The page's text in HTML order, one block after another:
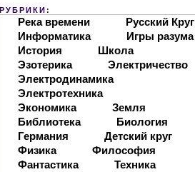
РУБРИКИ:
Река времени
Русский Круг
Информатика
Игры разума
История
Школа
Эзотерика
Электричество
Электродинамика
Электротехника
Экономика
Земля
Библиотека
Биология
Германия
Детский круг
Физика
Философия
Фантастика
Техника